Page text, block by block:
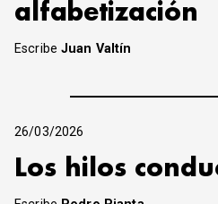
alfabetización
EscribeJuan Valtín
26/03/2026
Los hilos